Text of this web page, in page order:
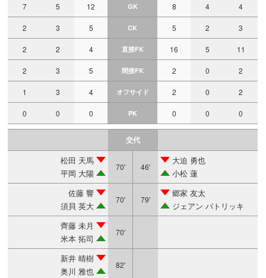
7 5 12 GK 8 4 4
2 3 5 CK 5 2 3
2 2 4 直接FK 16 5 11
2 3 5 間接FK 2 0 2
1 3 4 オフサイド 2 0 2
0 0 0 PK 0 0 0
交代
松田 天馬
平岡 大陽
70' 46'
大迫 勇也
小松 蓮
佐藤 響
須貝 英大
70' 79'
郷家 友太
ジェアン パトリッキ
齊藤 未月
米本 拓司
70'
新井 晴樹
奥川 雅也
82'